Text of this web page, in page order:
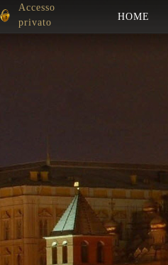
Accesso
privato
HOME